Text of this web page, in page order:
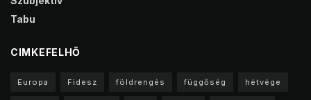
Tabu
CIMKEFELHŐ
Europa Fidesz földrengés függőség hétvége